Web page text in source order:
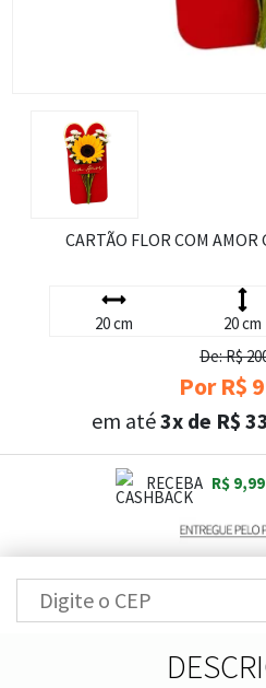
CARTÃO FLOR COM AMOR
20 cm 20 cm
De: R$
Por R$
em até3x de R$
RECEBA R$ 9,99